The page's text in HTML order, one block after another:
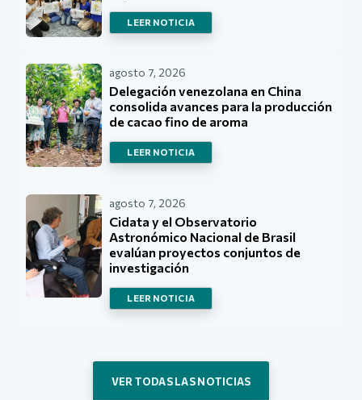
LEER NOTICIA
agosto 7, 2026
Delegación venezolana en China
consolida avances para la producción
de cacao fino de aroma
LEER NOTICIA
agosto 7, 2026
Cidata y el Observatorio
Astronómico Nacional de Brasil
evalúan proyectos conjuntos de
investigación
LEER NOTICIA
VER TODAS LAS NOTICIAS